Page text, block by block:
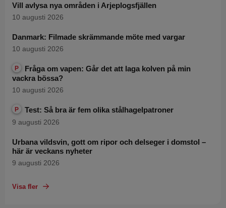
Vill avlysa nya områden i Arjeplogsfjällen
10 augusti 2026
Danmark: Filmade skrämmande möte med vargar
10 augusti 2026
P
Fråga om vapen: Går det att laga kolven på min
vackra bössa?
10 augusti 2026
P Test: Så bra är fem olika stålhagelpatroner
9 augusti 2026
Urbana vildsvin, gott om ripor och delseger i domstol –
här är veckans nyheter
9 augusti 2026
Visa fler